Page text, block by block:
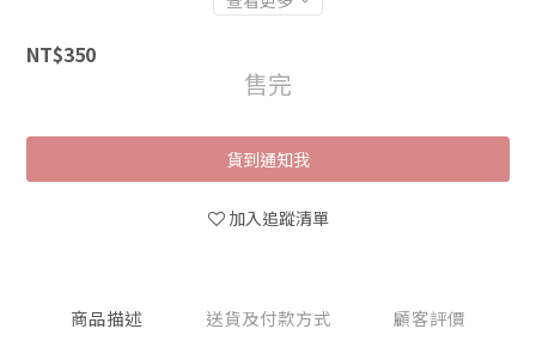
NT$350
售完
貨到通知我
加入追蹤清單
商品描述 送貨及付款方式 顧客評價